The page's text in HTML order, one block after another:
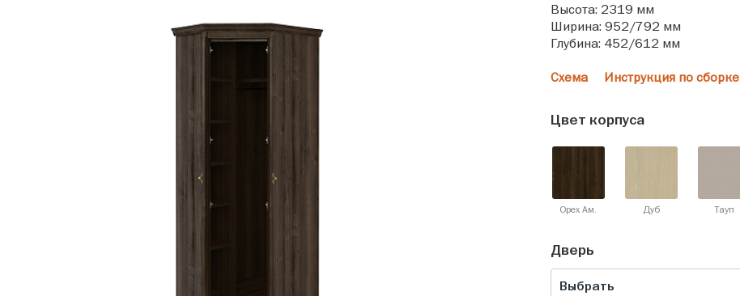
Высота: 2319 мм
Ширина: 952/792 мм
Глубина: 452/612 мм
Схема Инструкция по сборке
Цвет корпуса
Орех Ам. Дуб Тауп
Дверь
Выбрать